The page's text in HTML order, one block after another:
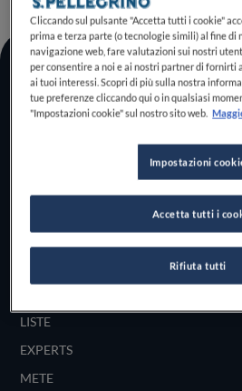
Home
Log In
Scopri il
foodie che
UNISCITI
LISTE
EXPERTS
METE
Cliccando sul pulsante "Accetta tutti i cookie"
prima e terza parte (o tecnologie simili) al fine di
navigazione web, fare valutazioni sui nostri
per consentire a noi e ai nostri partner di fornirti
ai tuoi interessi. Scopri di più sulla nostra
tue preferenze cliccando qui o in qualsiasi
"Impostazioni cookie" sul nostro sito web.
Impostazioni
Rifiuta tutti
Accetta tutti i